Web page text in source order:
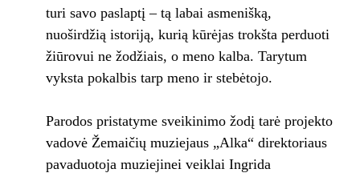
turi savo paslaptį – tą labai asmenišką,
nuoširdžią istoriją, kurią kūrėjas trokšta perduoti
žiūrovui ne žodžiais, o meno kalba. Tarytum
vyksta pokalbis tarp meno ir stebėtojo.
Parodos pristatyme sveikinimo žodį tarė projekto
vadovė Žemaičių muziejaus „Alka“ direktoriaus
pavaduotoja muziejinei veiklai Ingrida